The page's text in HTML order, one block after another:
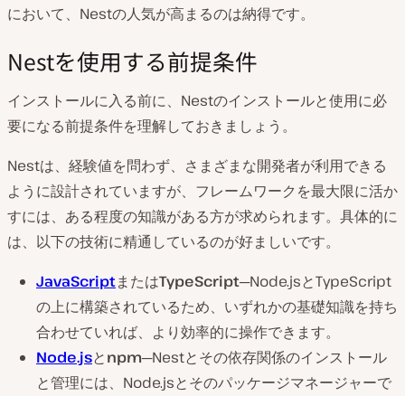
において、Nestの人気が高まるのは納得です。
Nestを使用する前提条件
インストールに入る前に、Nestのインストールと使用に必
要になる前提条件を理解しておきましょう。
Nestは、経験値を問わず、さまざまな開発者が利用できる
ように設計されていますが、フレームワークを最大限に活か
すには、ある程度の知識がある方が求められます。具体的に
は、以下の技術に精通しているのが好ましいです。
JavaScriptまたはTypeScript─Node.jsとTypeScript
の上に構築されているため、いずれかの基礎知識を持ち
合わせていれば、より効率的に操作できます。
Node.jsとnpm─Nestとその依存関係のインストール
と管理には、Node.jsとそのパッケージマネージャーで